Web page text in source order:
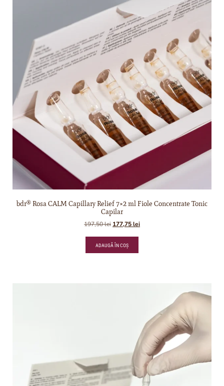
bdr® Rosa CALM Capillary Relief 7×2 ml Fiole Concentrate Tonic
Capilar
197,50lei 177,75lei
ADAUGĂ ÎN COȘ